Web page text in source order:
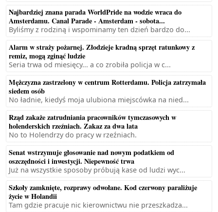
Najbardziej znana parada WorldPride na wodzie wraca do
Amsterdamu. Canal Parade - Amsterdam - sobota...
Byliśmy z rodziną i wspominamy ten dzień bardzo do...
Alarm w straży pożarnej. Złodzieje kradną sprzęt ratunkowy z
remiz, mogą zginąć ludzie
Seria trwa od miesięcy... a co zrobiła policja w c...
Mężczyzna zastrzelony w centrum Rotterdamu. Policja zatrzymała
siedem osób
No ładnie, kiedyś moja ulubiona miejscówka na nied...
Rząd zakaże zatrudniania pracowników tymczasowych w
holenderskich rzeźniach. Zakaz za dwa lata
No to Holendrzy do pracy w rzeźniach.
Senat wstrzymuje głosowanie nad nowym podatkiem od
oszczędności i inwestycji. Niepewność trwa
Już na wszystkie sposoby próbują kase od ludzi wyc...
Szkoły zamknięte, rozprawy odwołane. Kod czerwony paraliżuje
życie w Holandii
Tam gdzie pracuje nic kierownictwu nie przeszkadza...